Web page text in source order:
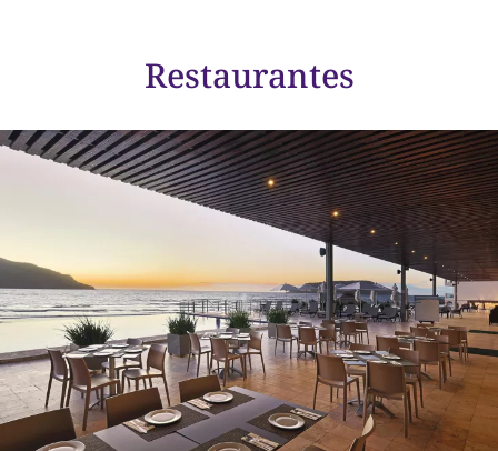
Restaurantes